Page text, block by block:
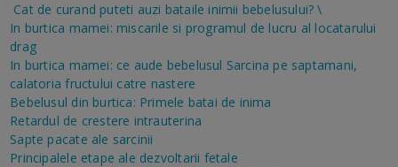
Cat de curand puteti auzi bataile inimii bebelusului? \
In burtica mamei: miscarile si programul de lucru al locatarului
drag
In burtica mamei: ce aude bebelusul Sarcina pe saptamani,
calatoria fructului catre nastere
Bebelusul din burtica: Primele batai de inima
Retardul de crestere intrauterina
Sapte pacate ale sarcinii
Principalele etape ale dezvoltarii fetale